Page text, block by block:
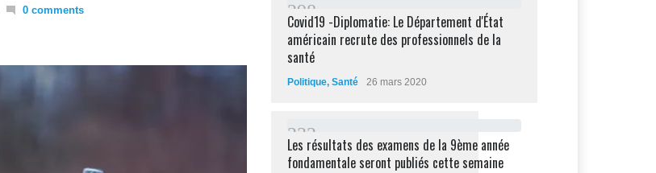
0 comments 298
Covid19 -Diplomatie: Le Département d'État
américain recrute des professionnels de la
santé
Politique, Santé 26 mars 2020
232
Les résultats des examens de la 9ème année
fondamentale seront publiés cette semaine